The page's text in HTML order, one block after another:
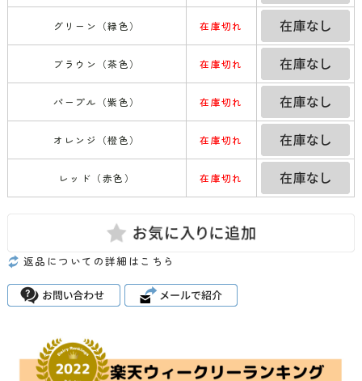
グリーン（緑色） 在庫切れ
ブラウン（茶色） 在庫切れ
パープル（紫色） 在庫切れ
オレンジ（橙色） 在庫切れ
レッド（赤色） 在庫切れ
返品についての詳細はこちら